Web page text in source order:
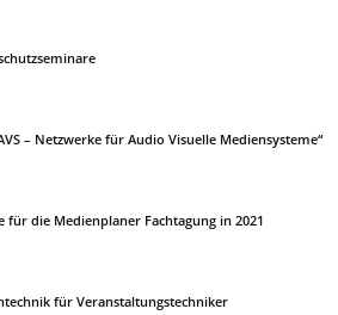
– Netzwerke für Audio Visuelle Mediensysteme“
für die Medienplaner Fachtagung in 2021
für Veranstaltungstechniker